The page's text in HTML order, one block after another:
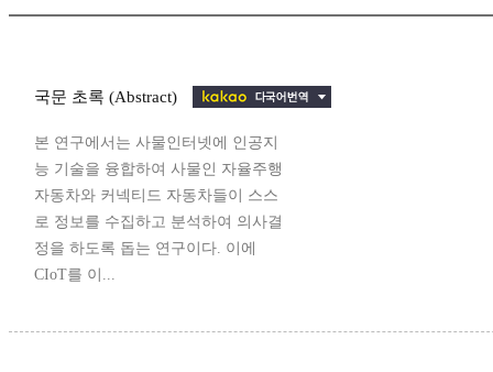
국문 초록 (Abstract)
본 연구에서는 사물인터넷에 인공지
능 기술을 융합하여 사물인 자율주행
자동차와 커넥티드 자동차들이 스스
로 정보를 수집하고 분석하여 의사결
정을 하도록 돕는 연구이다. 이에
CIoT를 이...